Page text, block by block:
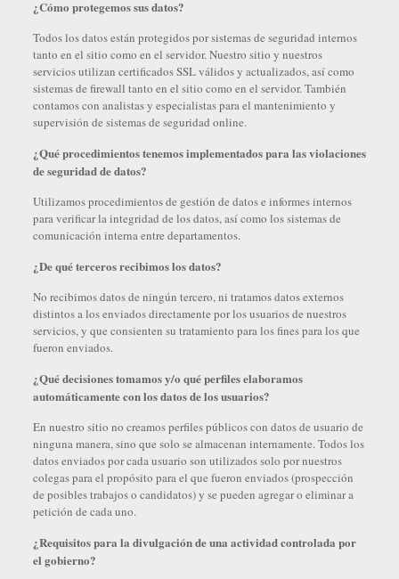
¿Cómo protegemos sus datos?
Todos los datos están protegidos por sistemas de seguridad internos
tanto en el sitio como en el servidor. Nuestro sitio y nuestros
servicios utilizan certificados SSL válidos y actualizados, así como
sistemas de firewall tanto en el sitio como en el servidor. También
contamos con analistas y especialistas para el mantenimiento y
supervisión de sistemas de seguridad online.
¿Qué procedimientos tenemos implementados para las violaciones
de seguridad de datos?
Utilizamos procedimientos de gestión de datos e informes internos
para verificar la integridad de los datos, así como los sistemas de
comunicación interna entre departamentos.
¿De qué terceros recibimos los datos?
No recibimos datos de ningún tercero, ni tratamos datos externos
distintos a los enviados directamente por los usuarios de nuestros
servicios, y que consienten su tratamiento para los fines para los que
fueron enviados.
¿Qué decisiones tomamos y/o qué perfiles elaboramos
automáticamente con los datos de los usuarios?
En nuestro sitio no creamos perfiles públicos con datos de usuario de
ninguna manera, sino que solo se almacenan internamente. Todos los
datos enviados por cada usuario son utilizados solo por nuestros
colegas para el propósito para el que fueron enviados (prospección
de posibles trabajos o candidatos) y se pueden agregar o eliminar a
petición de cada uno.
¿Requisitos para la divulgación de una actividad controlada por
el gobierno?